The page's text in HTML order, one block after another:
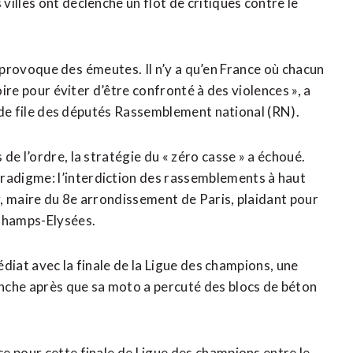
des ⁠émeutes. ‌Il n’y a qu’en France où chacun
pour éviter d’être confronté à des violences », a
file des députés Rassemblement national (RN).
l’ordre, la stratégie du « zéro casse » a ​échoué.
l’interdiction des rassemblements à haut
du 8e ‌arrondissement de Paris, plaidant pour
Elysées.
avec la finale ​de la Ligue des champions, une
après que sa moto a percuté des blocs de béton